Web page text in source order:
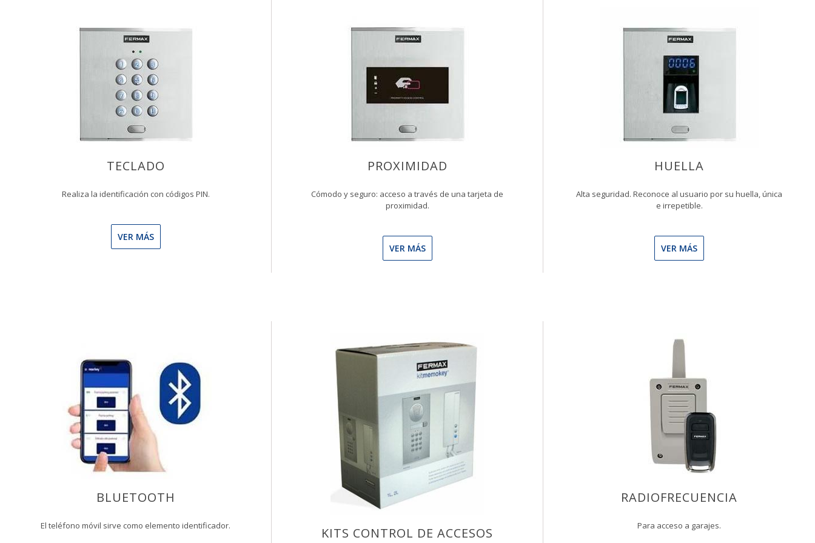
TECLADO
Realiza la identificación con códigos PIN.
VER MÁS
PROXIMIDAD
Cómodo y seguro: acceso a través de una tarjeta de
proximidad.
VER MÁS
HUELLA
Alta seguridad. Reconoce al usuario por su huella, única
e irrepetible.
VER MÁS
BLUETOOTH
El teléfono móvil sirve como elemento identificador. KITS CONTROL DE ACCESOS
RADIOFRECUENCIA
Para acceso a garajes.